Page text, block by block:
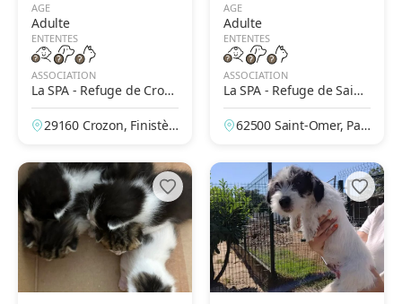
AGE
Adulte
ENTENTES
ASSOCIATION
La SPA - Refuge de Crozo
n
29160 Crozon, Finistèr
AGE
Adulte
ENTENTES
ASSOCIATION
La SPA - Refuge de Saint-
Omer – Le Brockus
62500 Saint-Omer, Pas